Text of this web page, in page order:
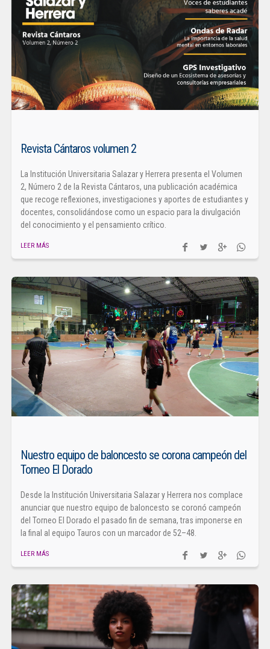
Revista Cántaros volumen 2
La Institución Universitaria Salazar y Herrera presenta el Volumen
2, Número 2 de la Revista Cántaros, una publicación académica
que recoge reflexiones, investigaciones y aportes de estudiantes y
docentes, consolidándose como un espacio para la divulgación
del conocimiento y el pensamiento crítico.
LEER MÁS
Nuestro equipo de baloncesto se corona campeón del
Torneo El Dorado
Desde la Institución Universitaria Salazar y Herrera nos complace
anunciar que nuestro equipo de baloncesto se coronó campeón
del Torneo El Dorado el pasado fin de semana, tras imponerse en
la final al equipo Tauros con un marcador de 52–48.
LEER MÁS